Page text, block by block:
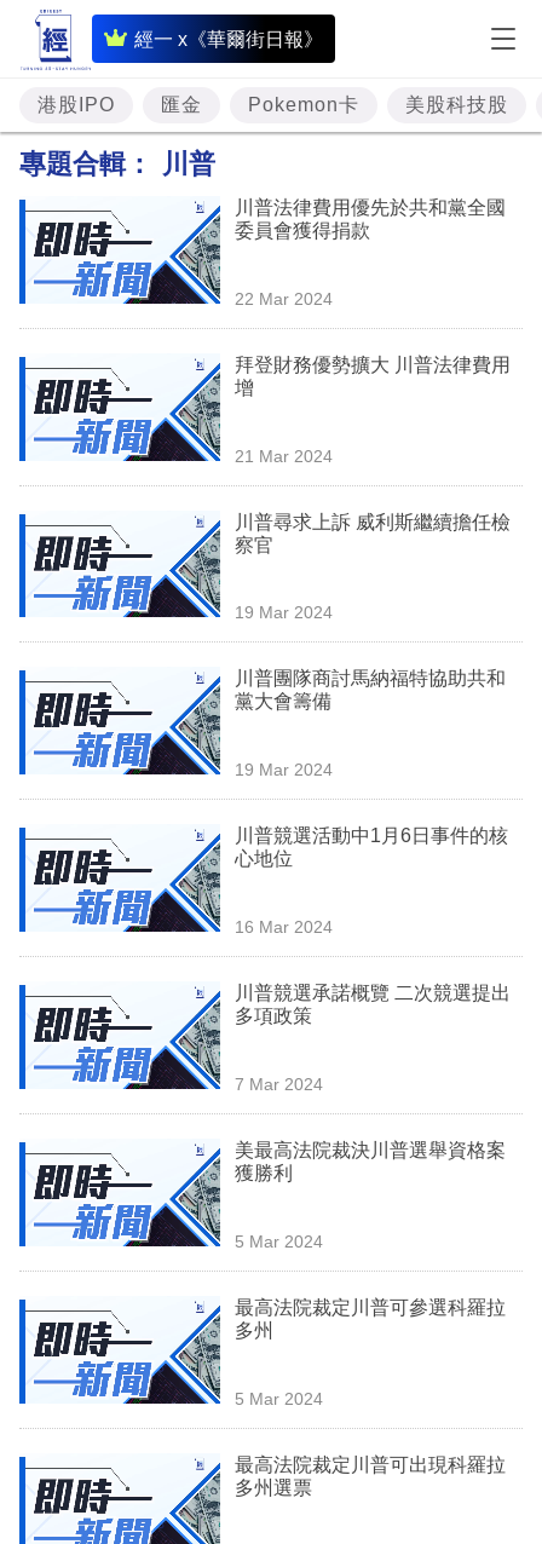
經一 x《華爾街日報》
即
時
財
經
投
資
理
業
科
技
場
生
時
事
訂
閱
港股IPO 匯金 Pokemon卡 美股科技股
專題合輯： 川普
川普法律費用優先於共和黨全國
委員會獲得捐款
22 Mar 2024
拜登財務優勢擴大 川普法律費用
增
21 Mar 2024
川普尋求上訴 威利斯繼續擔任檢
察官
19 Mar 2024
川普團隊商討馬納福特協助共和
黨大會籌備
19 Mar 2024
川普競選活動中1月6日事件的核
心地位
16 Mar 2024
川普競選承諾概覽 二次競選提出
多項政策
7 Mar 2024
美最高法院裁決川普選舉資格案
獲勝利
5 Mar 2024
最高法院裁定川普可參選科羅拉
多州
5 Mar 2024
最高法院裁定川普可出現科羅拉
多州選票